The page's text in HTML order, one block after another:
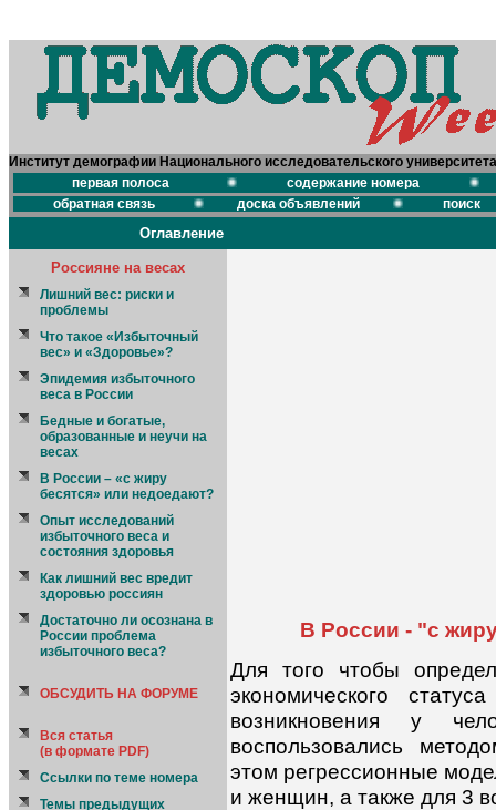
Институт демографии Национального исследовательского
первая полоса
содержание номера
обратная связь
доска объявлений поиск
Оглавление
Россияне на весах
Лишний вес: риски и
проблемы
Что такое «Избыточный
вес» и «Здоровье»?
Эпидемия избыточного
веса в России
Бедные и богатые,
образованные и неучи на
весах
В России – «с жиру
бесятся» или недоедают?
Опыт исследований
избыточного веса и
состояния здоровья
Как лишний вес вредит
здоровью россиян
Достаточно ли осознана в
России проблема
избыточного веса?
ОБСУДИТЬ НА ФОРУМЕ
Вся статья
(в формате PDF)
Ссылки по теме номера
Темы предыдущих
В России - "с
Для того чтобы
экономического
возникновения у
воспользовались
этом регрессионные
и женщин, а также для 3